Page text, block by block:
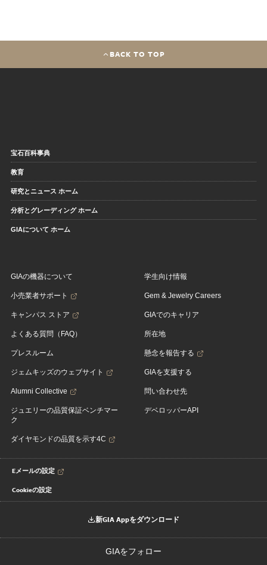
BACK TO TOP
宝石百科事典
教育
研究とニュース ホーム
分析とグレーディング ホーム
GIAについて ホーム
GIAの機器について
小売業者サポート
キャンパス ストア
よくある質問（FAQ）
プレスルーム
ジェムキッズのウェブサイト
Alumni Collective
ジュエリーの品質保証ベンチマー
ク
ダイヤモンドの品質を示す4C
学生向け情報
Gem & Jewelry Careers
GIAでのキャリア
所在地
懸念を報告する
GIAを支援する
問い合わせ先
デベロッパーAPI
Eメールの設定
Cookieの設定
新GIA Appをダウンロード
GIAをフォロー